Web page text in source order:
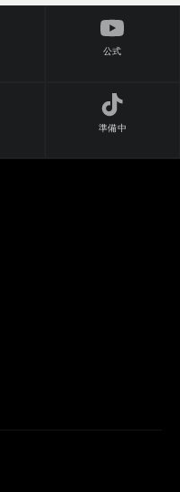
公式
準備中